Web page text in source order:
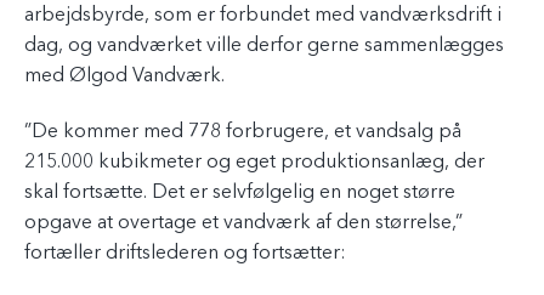
arbejdsbyrde, som er forbundet med vandværksdrift i
dag, og vandværket ville derfor gerne sammenlægges
med Ølgod Vandværk.
”De kommer med 778 forbrugere, et vandsalg på
215.000 kubikmeter og eget produktionsanlæg, der
skal fortsætte. Det er selvfølgelig en noget større
opgave at overtage et vandværk af den størrelse,”
fortæller driftslederen og fortsætter: